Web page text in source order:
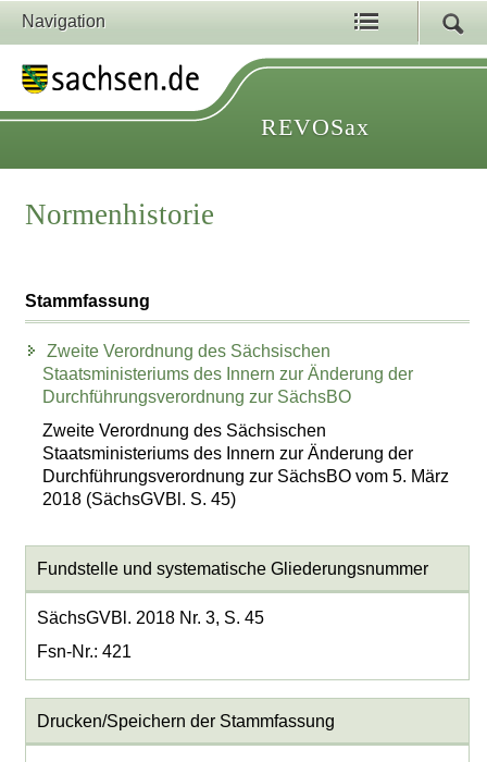
Navigation
REVOSax
Normenhistorie
Stammfassung
Zweite Verordnung des Sächsischen
Staatsministeriums des Innern zur Änderung der
Durchführungsverordnung zur SächsBO
Zweite Verordnung des Sächsischen
Staatsministeriums des Innern zur Änderung der
Durchführungsverordnung zur SächsBO vom 5. März
2018 (SächsGVBl. S. 45)
Fundstelle und systematische Gliederungsnummer
SächsGVBl. 2018 Nr. 3, S. 45
Fsn-Nr.: 421
Drucken/Speichern der Stammfassung